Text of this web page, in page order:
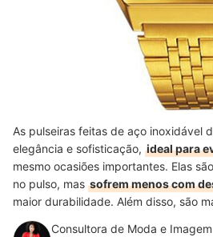
As pulseiras feitas de aço inoxidável
elegância e sofisticação, ideal para
mesmo ocasiões importantes. Elas
no pulso, mas sofrem menos com
maior durabilidade. Além disso, são
Consultora de Moda e Imagem